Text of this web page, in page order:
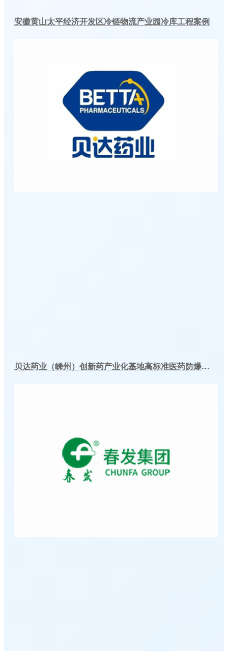
安徽黄山太平经济开发区冷链物流产业园冷库工程案例
贝达药业（嵊州）创新药产业化基地高标准医药防爆冷库建造工程案例